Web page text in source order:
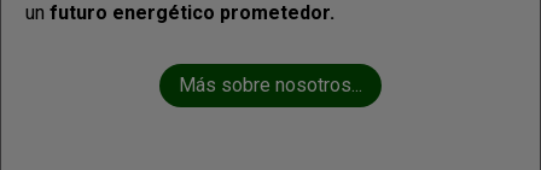
un futuro energético prometedor.
Más sobre nosotros...